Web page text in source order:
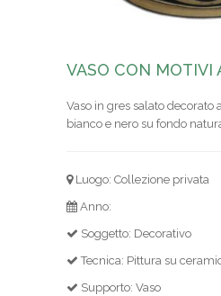
VASO CON MOTIVI
Vaso in gres salato decorato
bianco e nero su fondo
Luogo: Collezione privata
Anno:
Soggetto: Decorativo
Tecnica: Pittura su
Supporto: Vaso